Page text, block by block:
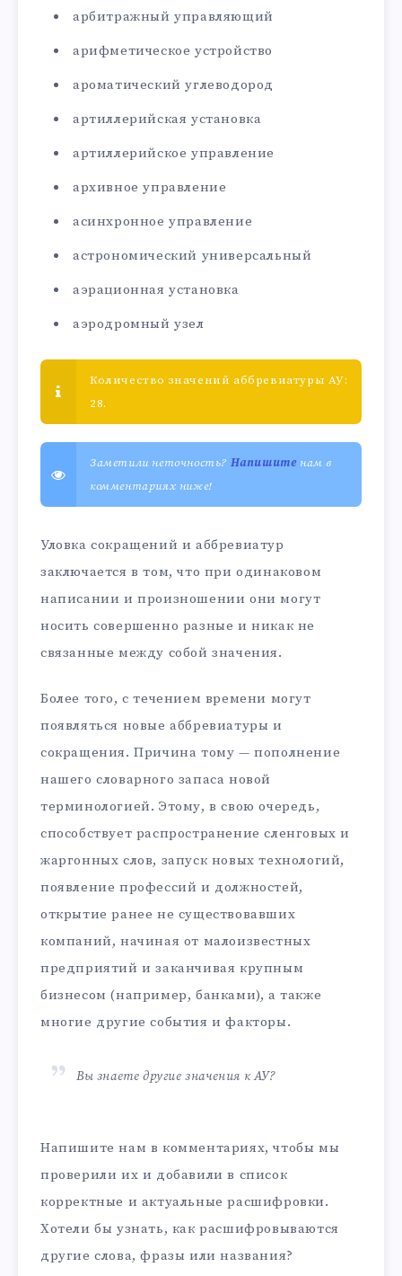
арбитражный управляющий
арифметическое устройство
ароматический углеводород
артиллерийская установка
артиллерийское управление
архивное управление
асинхронное управление
астрономический универсальный
аэрационная установка
аэродромный узел
Количество значений аббревиатуры АУ:
28.
Заметили неточность? Напишитенам в
комментариях ниже!
Уловка сокращений и аббревиатур
заключается в том, что при одинаковом
написании и произношении они могут
носить совершенно разные и никак не
связанные между собой значения.
Более того, с течением времени могут
появляться новые аббревиатуры и
сокращения. Причина тому — пополнение
нашего словарного запаса новой
терминологией. Этому, в свою очередь,
способствует распространение сленговых и
жаргонных слов, запуск новых технологий,
появление профессий и должностей,
открытие ранее не существовавших
компаний, начиная от малоизвестных
предприятий и заканчивая крупным
бизнесом (например, банками), а также
многие другие события и факторы.
Вы знаете другие значения к АУ?
Напишите нам в комментариях, чтобы мы
проверили их и добавили в список
корректные и актуальные расшифровки.
Хотели бы узнать, как расшифровываются
другие слова, фразы или названия?